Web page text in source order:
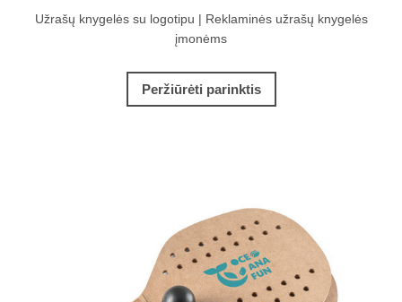
Užrašų knygelės su logotipu | Reklaminės užrašų knygelės
įmonėms
Peržiūrėti parinktis